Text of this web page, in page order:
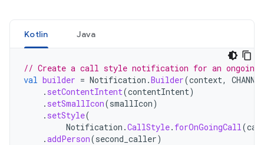
Kotlin Java
// Create a call style notification for an
val builder = Notification .Builder(context,
. setContentIntent(contentIntent)
. setSmallIcon(smallIcon)
. setStyle(
Notification .CallStyle. forOnGoingCall (
.addPerson(second_caller)